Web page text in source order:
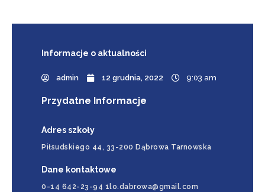
Informacje o aktualności
admin 12 grudnia, 2022 9:03 am
Przydatne Informacje
Adres szkoły
Piłsudskiego 44, 33-200 Dąbrowa Tarnowska
Dane kontaktowe
0-14 642-23-94 1lo.dabrowa@gmail.com